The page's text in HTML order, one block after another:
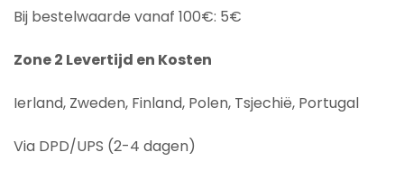
Bij bestelwaarde vanaf 100€: 5€
Zone 2 Levertijd en Kosten
Ierland, Zweden, Finland, Polen, Tsjechië, Portugal
Via DPD/UPS (2-4 dagen)